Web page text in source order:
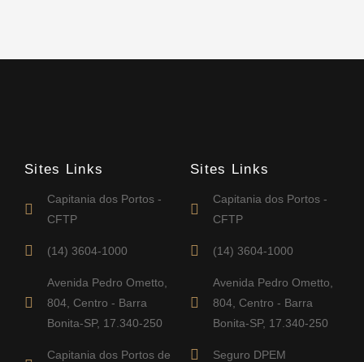
Sites Links
Capitania dos Portos -
CFTP
(14) 3604-1000
Avenida Pedro Ometto,
804, Centro - Barra
Bonita-SP, 17.340-250
Capitania dos Portos de
Sites Links
Capitania dos Portos -
CFTP
(14) 3604-1000
Avenida Pedro Ometto,
804, Centro - Barra
Bonita-SP, 17.340-250
Seguro DPEM